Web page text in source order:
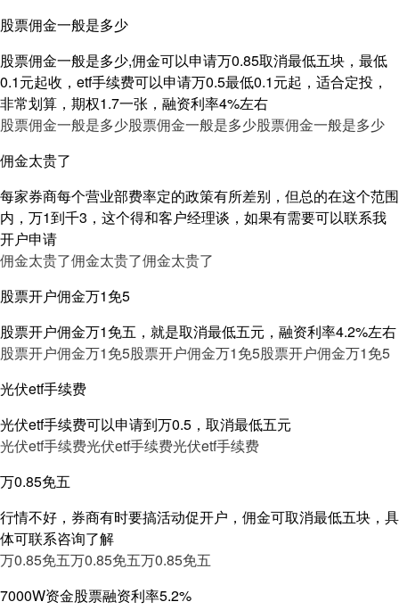
股票佣金一般是多少
股票佣金一般是多少,佣金可以申请万0.85取消最低五块，最低
0.1元起收，etf手续费可以申请万0.5最低0.1元起，适合定投，
非常划算，期权1.7一张，融资利率4%左右
股票佣金一般是多少股票佣金一般是多少股票佣金一般是多少
佣金太贵了
每家券商每个营业部费率定的政策有所差别，但总的在这个范围
内，万1到千3，这个得和客户经理谈，如果有需要可以联系我
开户申请
佣金太贵了佣金太贵了佣金太贵了
股票开户佣金万1免5
股票开户佣金万1免五，就是取消最低五元，融资利率4.2%左右
股票开户佣金万1免5股票开户佣金万1免5股票开户佣金万1免5
光伏etf手续费
光伏etf手续费可以申请到万0.5，取消最低五元
光伏etf手续费光伏etf手续费光伏etf手续费
万0.85免五
行情不好，券商有时要搞活动促开户，佣金可取消最低五块，具
体可联系咨询了解
万0.85免五万0.85免五万0.85免五
7000W资金股票融资利率5.2%